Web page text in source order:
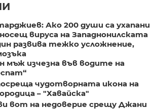
Ако 200 души са ухапани
вируса на Западнонилската
развива тежко усложнение,
мъж изчезна във водите на
чудотворната икона на
– "Хавайска"
вот на недоверие срещу Джани